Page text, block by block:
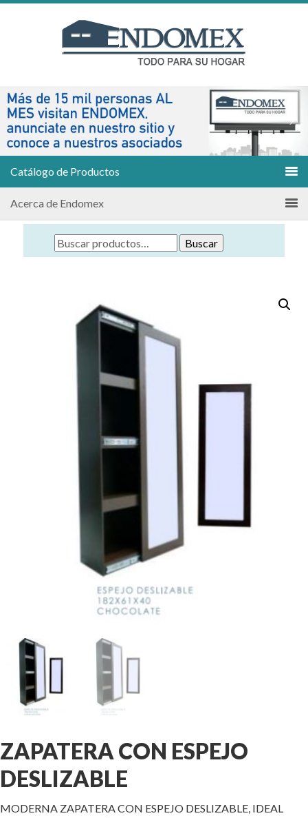
Catálogo de Productos
Acerca de Endomex
Buscar
ZAPATERA CON ESPEJO
DESLIZABLE
MODERNA ZAPATERA CON ESPEJO DESLIZABLE, IDEAL